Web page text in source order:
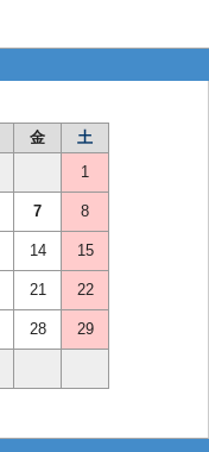
金
土
1
7 8
14 15
21 22
28 29